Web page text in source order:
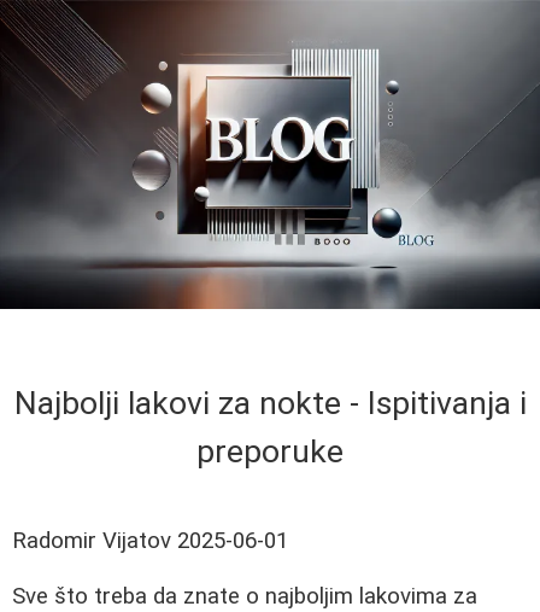
Najbolji lakovi za nokte - Ispitivanja i
preporuke
Radomir Vijatov 2025-06-01
Sve što treba da znate o najboljim lakovima za